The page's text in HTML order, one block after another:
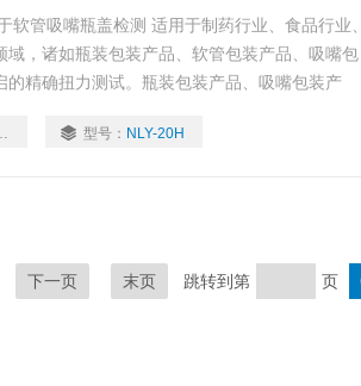
软管吸嘴瓶盖检测 适用于制药行业、食品行业、
域，诸如瓶装包装产品、软管包装产品、吸嘴包
的精确扭力测试。瓶装包装产品、吸嘴包装产
型号： NLY-20H
下一页 末页 跳转到第 页